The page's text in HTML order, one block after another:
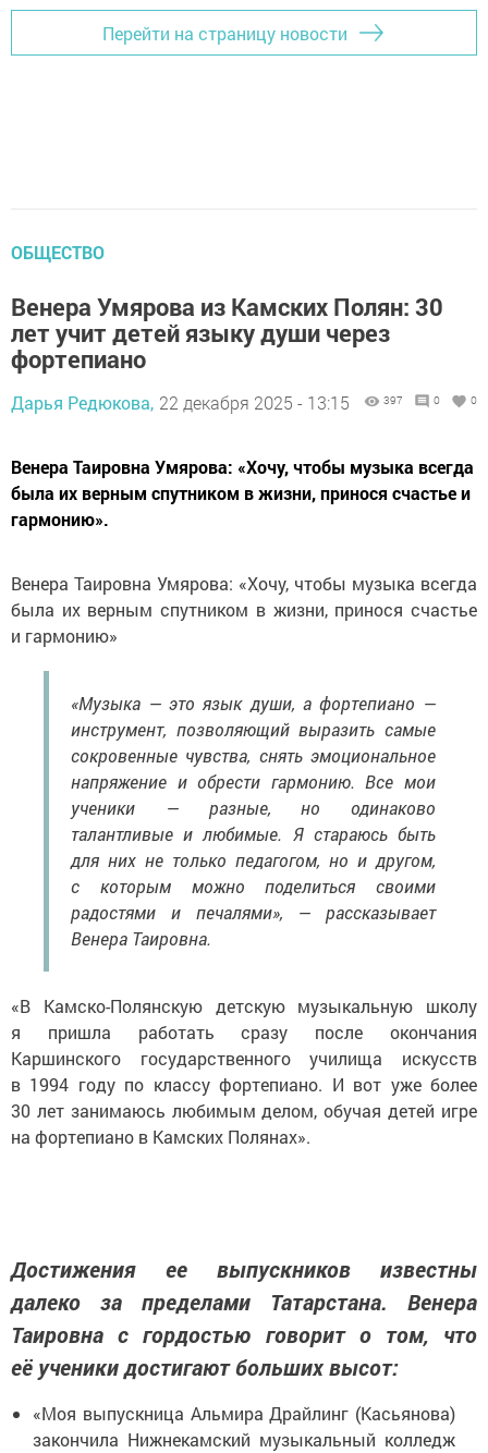
Перейти на страницу новости
ОБЩЕСТВО
Венера Умярова из Камских Полян: 30
лет учит детей языку души через
фортепиано
Дарья Редюкова, 22 декабря 2025 - 13:15 397 0 0
Венера Таировна Умярова: «Хочу, чтобы музыка всегда
была их верным спутником в жизни, принося счастье и
гармонию».
Венера Таировна Умярова: «Хочу, чтобы музыка всегда
была их верным спутником в жизни, принося счастье
и гармонию»
«Музыка — это язык души, а фортепиано —
инструмент, позволяющий выразить самые
сокровенные чувства, снять эмоциональное
напряжение и обрести гармонию. Все мои
ученики — разные, но одинаково
талантливые и любимые. Я стараюсь быть
для них не только педагогом, но и другом,
с которым можно поделиться своими
радостями и печалями», — рассказывает
Венера Таировна.
«В Камско-Полянскую детскую музыкальную школу
я пришла работать сразу после окончания
Каршинского государственного училища искусств
в 1994 году по классу фортепиано. И вот уже более
30 лет занимаюсь любимым делом, обучая детей игре
на фортепиано в Камских Полянах».
Достижения ее выпускников известны
далеко за пределами Татарстана. Венера
Таировна с гордостью говорит о том, что
её ученики достигают больших высот:
«Моя выпускница Альмира Драйлинг (Касьянова)
закончила Нижнекамский музыкальный колледж